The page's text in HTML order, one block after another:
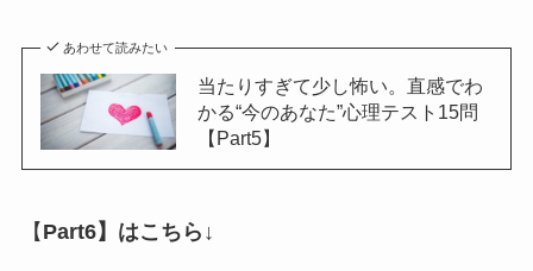
あわせて読みたい
当たりすぎて少し怖い。直感でわ
かる“今のあなた”心理テスト15問
【Part5】
【 Part6】はこちら↓